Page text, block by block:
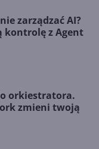
zarządzać AI?
kontrolę z Agent
orkiestratora.
zmieni twoją